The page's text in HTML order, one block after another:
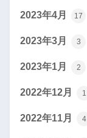
2023年4月 17
2023年3月 3
2023年1月 2
2022年12月 1
2022年11月 4